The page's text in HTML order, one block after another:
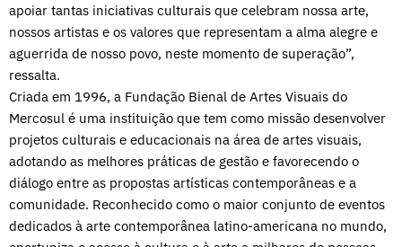
apoiar tantas iniciativas culturais que celebram nossa arte,
nossos artistas e os valores que representam a alma alegre e
aguerrida de nosso povo, neste momento de superação”,
ressalta.
Criada em 1996, a Fundação Bienal de Artes Visuais do
Mercosul é uma instituição que tem como missão desenvolver
projetos culturais e educacionais na área de artes visuais,
adotando as melhores práticas de gestão e favorecendo o
diálogo entre as propostas artísticas contemporâneas e a
comunidade. Reconhecido como o maior conjunto de eventos
dedicados à arte contemporânea latino-americana no mundo,